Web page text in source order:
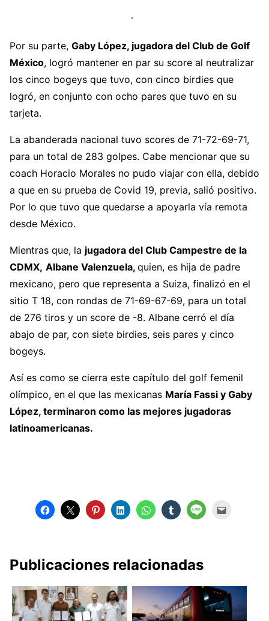
Por su parte, Gaby López, jugadora del Club de Golf
México, logró mantener en par su score al neutralizar
los cinco bogeys que tuvo, con cinco birdies que
logró, en conjunto con ocho pares que tuvo en su
tarjeta.
La abanderada nacional tuvo scores de 71-72-69-71,
para un total de 283 golpes. Cabe mencionar que su
coach Horacio Morales no pudo viajar con ella, debido
a que en su prueba de Covid 19, previa, salió positivo.
Por lo que tuvo que quedarse a apoyarla vía remota
desde México.
Mientras que, la jugadora del Club Campestre de la
CDMX, Albane Valenzuela, quien, es hija de padre
mexicano, pero que representa a Suiza, finalizó en el
sitio T 18, con rondas de 71-69-67-69, para un total
de 276 tiros y un score de -8. Albane cerró el día
abajo de par, con siete birdies, seis pares y cinco
bogeys.
Así es como se cierra este capítulo del golf femenil
olímpico, en el que las mexicanas María Fassi y Gaby
López, terminaron como las mejores jugadoras
latinoamericanas.
Publicaciones relacionadas